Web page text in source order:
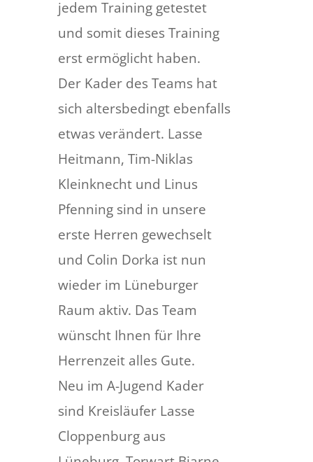
jedem Training getestet
und somit dieses Training
erst ermöglicht haben.
Der Kader des Teams hat
sich altersbedingt ebenfalls
etwas verändert. Lasse
Heitmann, Tim-Niklas
Kleinknecht und Linus
Pfenning sind in unsere
erste Herren gewechselt
und Colin Dorka ist nun
wieder im Lüneburger
Raum aktiv. Das Team
wünscht Ihnen für Ihre
Herrenzeit alles Gute.
Neu im A-Jugend Kader
sind Kreisläufer Lasse
Cloppenburg aus